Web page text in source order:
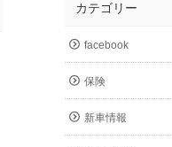
カテゴリー
facebook
保険
新車情報